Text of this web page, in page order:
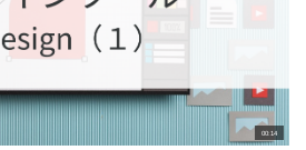
00:14